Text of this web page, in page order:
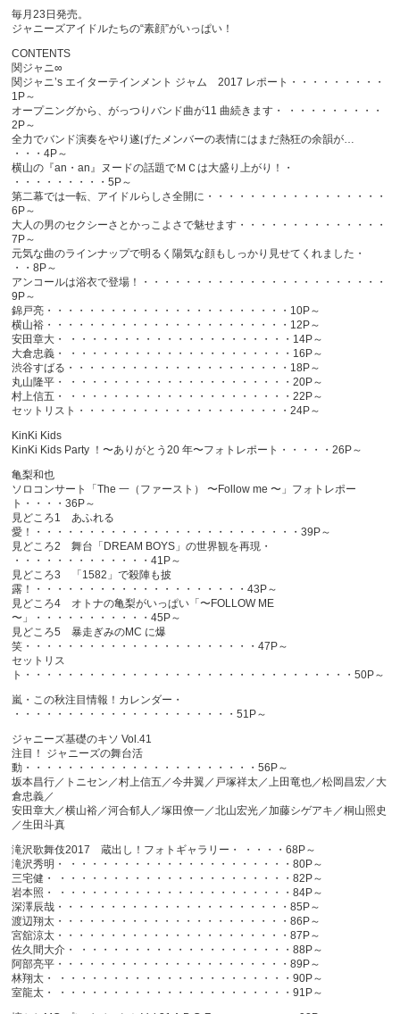
毎月23日発売。
ジャニーズアイドルたちの“素顔”がいっぱい！
CONTENTS
関ジャニ∞
関ジャニ’s エイターテインメント ジャム 2017 レポート・・・・・・・・・
1P～
オープニングから、がっつりバンド曲が11 曲続きます・ ・・・・・・・・・
2P～
全力でバンド演奏をやり遂げたメンバーの表情にはまだ熱狂の余韻が…
・・・4P～
横山の『an・an』ヌードの話題でＭＣは大盛り上がり！・
・・・・・・・・・5P～
第二幕では一転、アイドルらしさ全開に・・・・・・・・・・・・・・・・・
6P～
大人の男のセクシーさとかっこよさで魅せます・・・・・・・・・・・・・・
7P～
元気な曲のラインナップで明るく陽気な顔もしっかり見せてくれました・
・・8P～
アンコールは浴衣で登場！・・・・・・・・・・・・・・・・・・・・・・・
9P～
錦戸亮・・・・・・・・・・・・・・・・・・・・・・・10P～
横山裕・・・・・・・・・・・・・・・・・・・・・・・12P～
安田章大・ ・・・・・・・・・・・・・・・・・・・・・14P～
大倉忠義・ ・・・・・・・・・・・・・・・・・・・・・16P～
渋谷すばる・・・・・・・・・・・・・・・・・・・・・18P～
丸山隆平・ ・・・・・・・・・・・・・・・・・・・・・20P～
村上信五・ ・・・・・・・・・・・・・・・・・・・・・22P～
セットリスト・・・・・・・・・・・・・・・・・・・・24P～
KinKi Kids
KinKi Kids Party ！〜ありがとう20 年〜フォトレポート・・・・・26P～
亀梨和也
ソロコンサート「The 一（ファースト） 〜Follow me 〜」フォトレポー
ト・・・・36P～
見どころ1 あふれる
愛！・・・・・・・・・・・・・・・・・・・・・・・・・39P～
見どころ2 舞台「DREAM BOYS」の世界観を再現・
・・・・・・・・・・・・・41P～
見どころ3 「1582」で殺陣も披
露！・・・・・・・・・・・・・・・・・・・・43P～
見どころ4 オトナの亀梨がいっぱい「〜FOLLOW ME
〜」・・・・・・・・・・・45P～
見どころ5 暴走ぎみのMC に爆
笑・・・・・・・・・・・・・・・・・・・・・・47P～
セットリス
ト・・・・・・・・・・・・・・・・・・・・・・・・・・・・・・・50P～
嵐・この秋注目情報！カレンダー・
・・・・・・・・・・・・・・・・・・・・・51P～
ジャニーズ基礎のキソ Vol.41
注目！ ジャニーズの舞台活
動・・・・・・・・・・・・・・・・・・・・・・56P～
坂本昌行／トニセン／村上信五／今井翼／戸塚祥太／上田竜也／松岡昌宏／大
倉忠義／
安田章大／横山裕／河合郁人／塚田僚一／北山宏光／加藤シゲアキ／桐山照史
／生田斗真
滝沢歌舞伎2017 蔵出し！フォトギャラリー・ ・・・・68P～
滝沢秀明・ ・・・・・・・・・・・・・・・・・・・・・80P～
三宅健・ ・・・・・・・・・・・・・・・・・・・・・・82P～
岩本照・ ・・・・・・・・・・・・・・・・・・・・・・84P～
深澤辰哉・・・・・・・・・・・・・・・・・・・・・・85P～
渡辺翔太・・・・・・・・・・・・・・・・・・・・・・86P～
宮舘涼太・・・・・・・・・・・・・・・・・・・・・・87P～
佐久間大介・ ・・・・・・・・・・・・・・・・・・・・88P～
阿部亮平・・・・・・・・・・・・・・・・・・・・・・89P～
林翔太・ ・・・・・・・・・・・・・・・・・・・・・・90P～
室龍太・ ・・・・・・・・・・・・・・・・・・・・・・91P～